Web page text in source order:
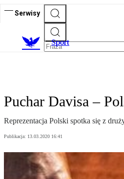
Serwisy
Sport
Puchar Davisa –
Reprezentacja Polski spotka się z
Publikacja: 13.03.2020 16:41